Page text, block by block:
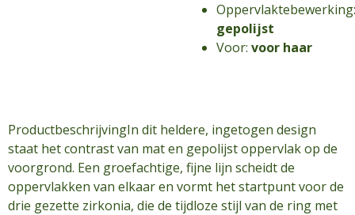
Oppervlaktebewerking:
gepolijst
Voor: voor haar
ProductbeschrijvingIn dit heldere, ingetogen design
staat het contrast van mat en gepolijst oppervlak op de
voorgrond. Een groefachtige, fijne lijn scheidt de
oppervlakken van elkaar en vormt het startpunt voor de
drie gezette zirkonia, die de tijdloze stijl van de ring met